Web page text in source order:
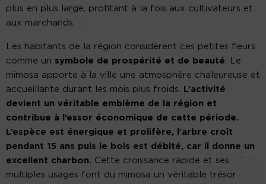
plus en plus large, profitant à la fois aux cultivateurs et
aux marchands.
Les habitants de la région considèrent ces petites fleurs
comme un symbole de prospérité et de beauté. Le
mimosa apporte à la ville une atmosphère chaleureuse et
accueillante durant les mois plus froids. L’activité
devient un véritable emblème de la région et
contribue à l’essor économique de cette période.
L’espèce est énergique et prolifère, l’arbre croît
pendant 15 ans puis le bois est débité, car il donne un
excellent charbon. Cette croissance rapide et ses
multiples usages font du mimosa un véritable trésor